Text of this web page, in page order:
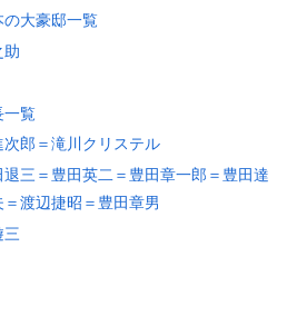
の大豪邸一覧
助
一覧
次郎＝滝川クリステル
退三＝豊田英二＝豊田章一郎＝豊田達
渡辺捷昭＝豊田章男
三